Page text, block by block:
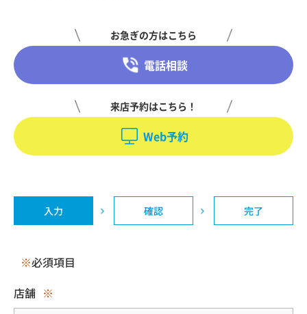
お急ぎの方はこちら
電話相談
来店予約はこちら！
Web予約
入力 確認 完了
※必須項目
店舗 ※